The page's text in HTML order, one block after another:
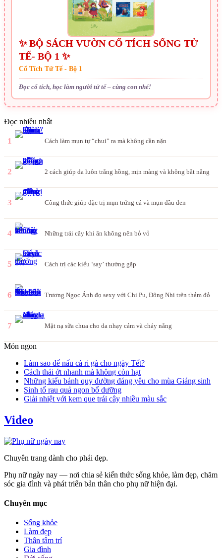
✨ BỘ SÁCH VƯỜN CỔ TÍCH SỐNG TỬ
TẾ- BỘ 1 ✨
Cổ Tích Tử Tế - Bộ 1
Đọc cổ tích, học làm người tử tế – cùng con nhé!
Đọc nhiều nhất
1 Cách làm mụn tự “chui” ra mà không cần nặn
2 2 cách giúp da luôn trắng hồng, mịn màng và không bắt nắng
3 Công thức giúp đặc trị mụn trứng cá và mụn đầu đen
4 Những trái cây khi ăn không nên bỏ vỏ
5 Cách trị các kiểu ‘say’ thường gặp
6 Trương Ngọc Ánh đọ sexy với Chi Pu, Đông Nhi trên thảm đỏ
7 Mặt nạ sữa chua cho da nhạy cảm và cháy nắng
Món ngon
Làm sao để nấu cà ri gà cho ngày Tết?
Cách thái ớt nhanh mà không còn hạt
Những kiểu bánh quy đường đáng yêu cho mùa Giáng sinh
Sinh tố rau quả ngon bổ dưỡng
Giải nhiệt với kem que trái cây nhiều màu sắc
Video
Chuyên trang dành cho phái đẹp.
Phụ nữ ngày nay — nơi chia sẻ kiến thức sống khỏe, làm đẹp, chăm
sóc gia đình và phát triển bản thân cho phụ nữ hiện đại.
Chuyên mục
Sống khỏe
Làm đẹp
Thân tâm trí
Gia đình